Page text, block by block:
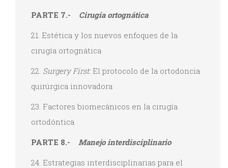
PARTE 7.- Cirugía ortognática
21. Estética y los nuevos enfoques de la
cirugía ortognática
22. Surgery First:El protocolo de la ortodoncia
quirúrgica innovadora
23. Factores biomecánicos en la cirugía
ortodóntica
PARTE 8.- Manejo interdisciplinario
24. Estrategias interdisciplinarias para el